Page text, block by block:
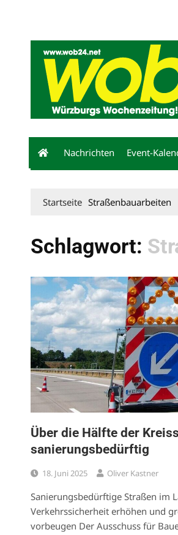
Nachrichten Event-
Startseite Straßenbauarbeiten
Schlagwort:
Über die Hälfte der
sanierungsbedürftig
18. Juni 2025 Oliver Kastner
Sanierungsbedürftige Straßen im
Verkehrssicherheit erhöhen und
vorbeugen Der Ausschuss für